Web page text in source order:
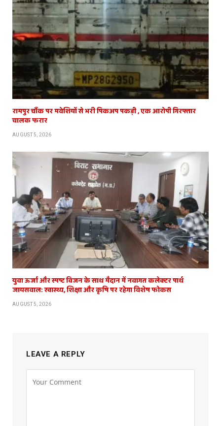
रामपुर चौंक पर मवेशियों से भरी पिकअप पकड़ी , एक आरोपी गिरफ्तार
चालक फरार
AUGUST 5, 2026
युवा ऊर्जा और स्पष्ट विजन के साथ मैदान में नवागत कलेक्टर पार्थ
जायसवाल: स्वास्थ्य, शिक्षा और कृषि पर रहेगा विशेष फोकस
AUGUST 5, 2026
LEAVE A REPLY